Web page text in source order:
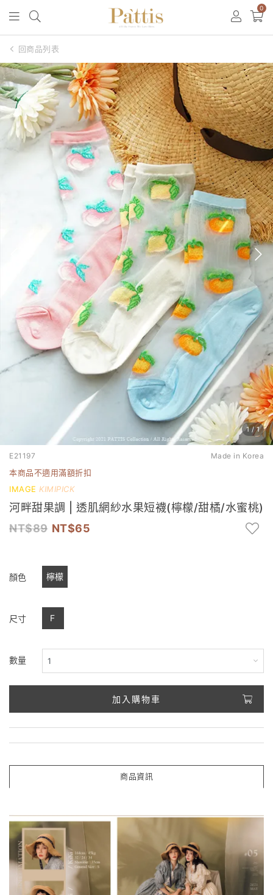
0
回商品列表
1/1
E21197 Made in Korea
本商品不適用滿額折扣
IMAGE KIMIPICK
河畔甜果調 | 透肌網紗水果短襪(檸檬/甜橘/水蜜桃)
89
65
顏色 檸檬
尺寸 F
數量
加入購物車
商品資訊